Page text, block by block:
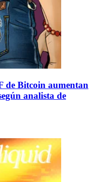
de Bitcoin aumentan
analista de